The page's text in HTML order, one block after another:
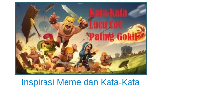
Inspirasi Meme dan Kata-Kata